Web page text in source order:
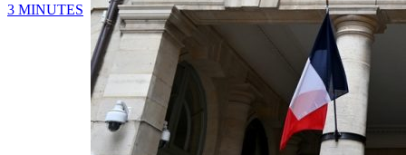
3 MINUTES